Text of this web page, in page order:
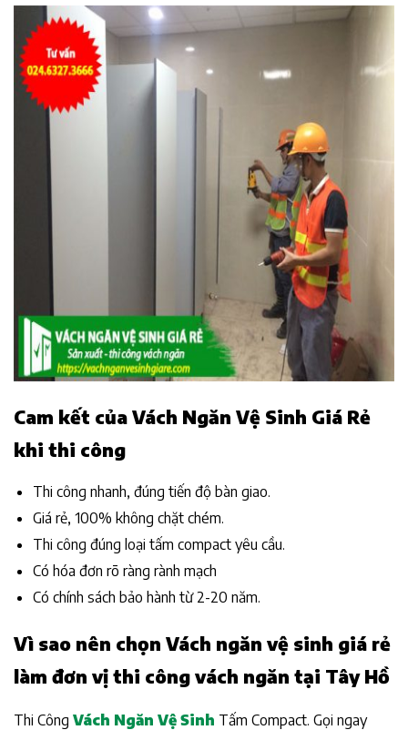
Cam kết của Vách Ngăn Vệ Sinh Giá Rẻ
khi thi công
Thi công nhanh, đúng tiến độ bàn giao.
Giá rẻ, 100% không chặt chém.
Thi công đúng loại tấm compact yêu cầu.
Có hóa đơn rõ ràng rành mạch
Có chính sách bảo hành từ 2-20 năm.
Vì sao nên chọn Vách ngăn vệ sinh giá rẻ
làm đơn vị thi công vách ngăn tại Tây Hồ
Thi Công Vách Ngăn Vệ Sinh Tấm Compact. Gọi ngay